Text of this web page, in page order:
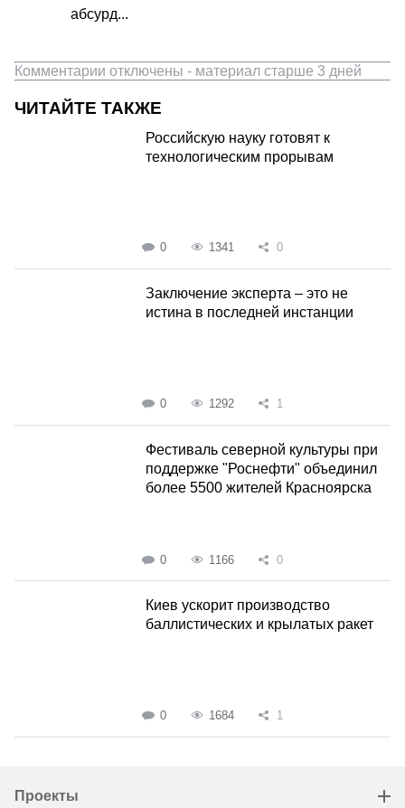
абсурд...
Комментарии отключены - материал старше 3 дней
ЧИТАЙТЕ ТАКЖЕ
Российскую науку готовят к
технологическим прорывам
0 1341 0
Заключение эксперта – это не
истина в последней инстанции
0 1292 1
Фестиваль северной культуры при
поддержке "Роснефти" объединил
более 5500 жителей Красноярска
0 1166 0
Киев ускорит производство
баллистических и крылатых ракет
0 1684 1
Проекты